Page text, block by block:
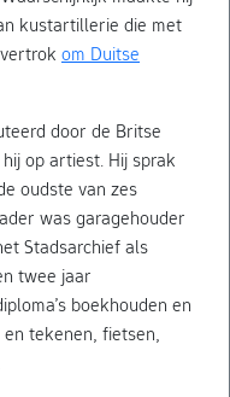
kustartillerie die met
om Duitse
door de Britse
op artiest. Hij sprak
oudste van zes
was garagehouder
Stadsarchief als
twee jaar
boekhouden en
en tekenen, fietsen,